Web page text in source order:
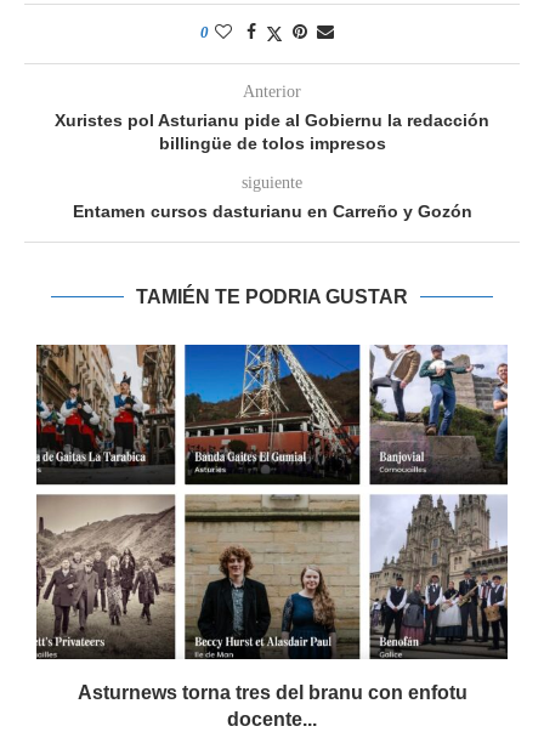
0
Anterior
Xuristes pol Asturianu pide al Gobiernu la redacción
billingüe de tolos impresos
siguiente
Entamen cursos dasturianu en Carreño y Gozón
TAMIÉN TE PODRIA GUSTAR
Asturnews torna tres del branu con enfotu
docente...